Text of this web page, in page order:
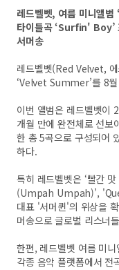
레드벨벳, 여름 미니앨
타이틀곡 ‘Surfin' Boy’
서머송
레드벨벳(Red Velvet,
‘Velvet Summer’를 8
이번 앨범은 레드벨벳이
개월 만에 완전체로 선
한 총 5곡으로 구성되어
하다.
특히 레드벨벳은 ‘빨간
(Umpah Umpah)’,
대표 '서머퀸'의 위상을
머송으로 글로벌 리스너
한편, 레드벨벳 여름 미
각종 음악 플랫폼에서 전